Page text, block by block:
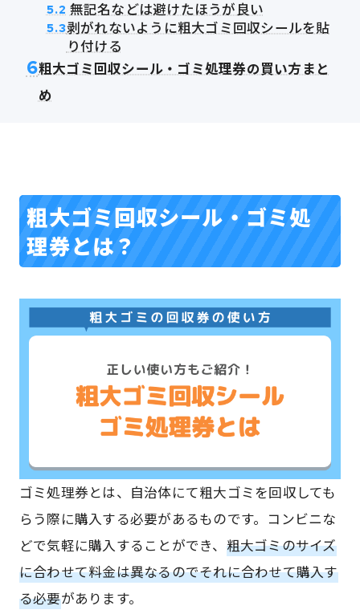
5.2 無記名などは避けたほうが良い
5.3剥がれないように粗大ゴミ回収シールを貼
り付ける
6粗大ゴミ回収シール・ゴミ処理券の買い方まと
め
粗大ゴミ回収シール・ゴミ処
理券とは？
ゴミ処理券とは、自治体にて粗大ゴミを回収しても
らう際に購入する必要があるものです。コンビニな
どで気軽に購入することができ、 粗大ゴミのサイズ
に合わせて料金は異なるのでそれに合わせて購入す
る必要があります。